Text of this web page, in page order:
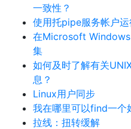
一致性？
使用托pipe服务帐户运
在Microsoft Windows
集
如何及时了解有关
息？
Linux用户同步
我在哪里可以find一个
拉线：扭转缓解